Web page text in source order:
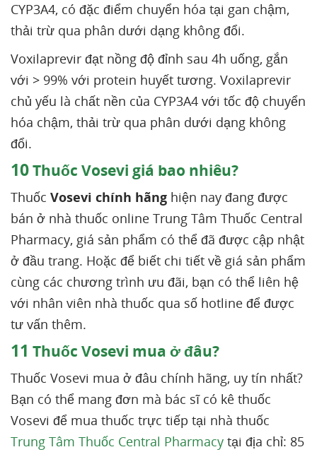
CYP3A4, có đặc điểm chuyển hóa tại gan chậm,
thải trừ qua phân dưới dạng không đổi.
Voxilaprevir đạt nồng độ đỉnh sau 4h uống, gắn
với > 99% với protein huyết tương. Voxilaprevir
chủ yếu là chất nền của CYP3A4 với tốc độ chuyển
hóa chậm, thải trừ qua phân dưới dạng không
đổi.
10Thuốc Vosevi giá bao nhiêu?
Thuốc Vosevi chính hãng hiện nay đang được
bán ở nhà thuốc online Trung Tâm Thuốc Central
Pharmacy, giá sản phẩm có thể đã được cập nhật
ở đầu trang. Hoặc để biết chi tiết về giá sản phẩm
cùng các chương trình ưu đãi, bạn có thể liên hệ
với nhân viên nhà thuốc qua số hotline để được
tư vấn thêm.
11 Thuốc Vosevi mua ở đâu?
Thuốc Vosevi mua ở đâu chính hãng, uy tín nhất?
Bạn có thể mang đơn mà bác sĩ có kê thuốc
Vosevi để mua thuốc trực tiếp tại nhà thuốc
Trung Tâm Thuốc Central Pharmacy tại địa chỉ: 85